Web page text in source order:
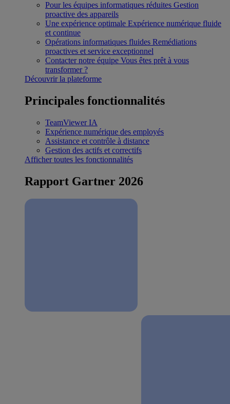
Pour les équipes informatiques réduites Gestion
proactive des appareils
Une expérience optimale Expérience numérique fluide
et continue
Opérations informatiques fluides Remédiations
proactives et service exceptionnel
Contacter notre équipe Vous êtes prêt à vous
transformer ?
Découvrir la plateforme
Principales fonctionnalités
TeamViewer IA
Expérience numérique des employés
Assistance et contrôle à distance
Gestion des actifs et correctifs
Afficher toutes les fonctionnalités
Rapport Gartner 2026